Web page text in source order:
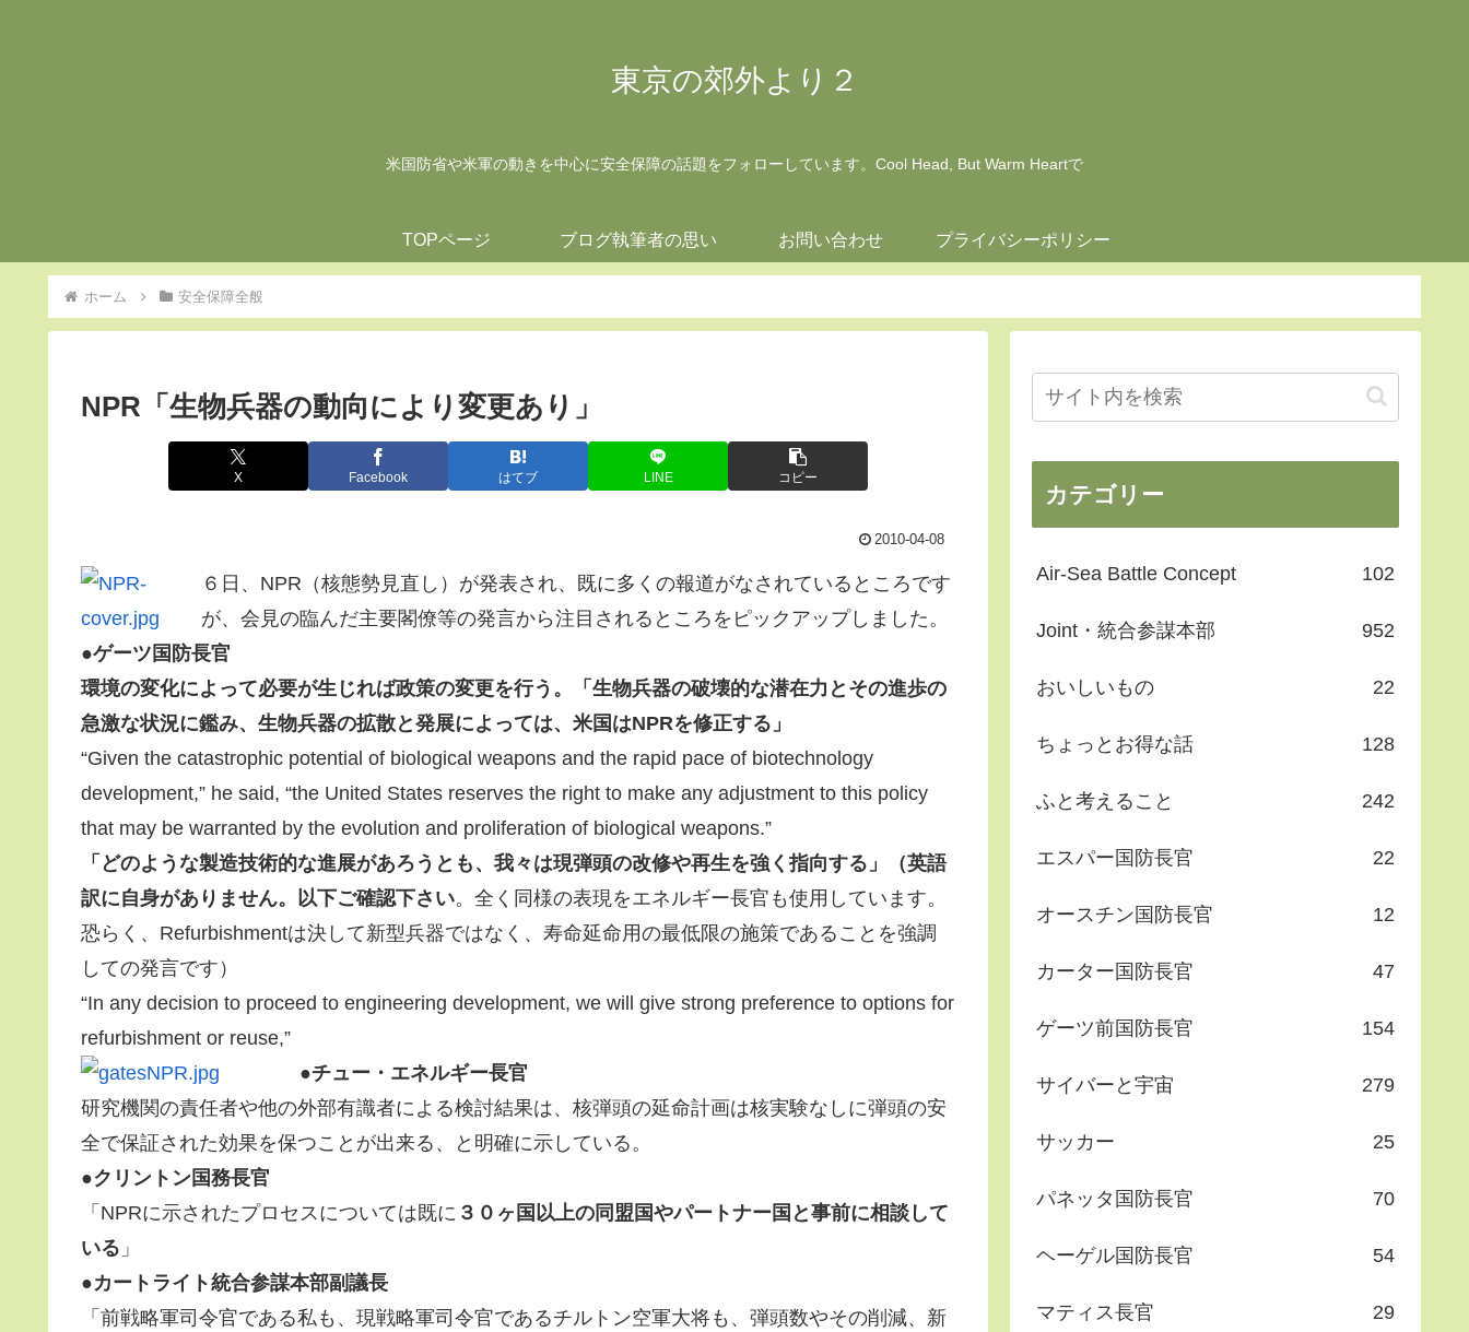
東京の郊外より２
米国防省や米軍の動きを中心に安全保障の話題をフォローしています。Cool Head, But Warm Heartで
TOPページ ブログ執筆者の思い お問い合わせ プライバシーポリシー
ホーム 安全保障全般
NPR「生物兵器の動向により変更あり」
X Facebook はてブ LINE コピー
2010-04-08
６日、NPR（核態勢見直し）が発表され、既に多くの報道がなされているところです
が、会見の臨んだ主要閣僚等の発言から注目されるところをピックアップしました。
●ゲーツ国防長官
環境の変化によって必要が生じれば政策の変更を行う。「生物兵器の破壊的な潜在力とその進歩の
急激な状況に鑑み、生物兵器の拡散と発展によっては、米国はNPRを修正する」
“Given the catastrophic potential of biological weapons and the rapid pace of biotechnology
development,” he said, “the United States reserves the right to make any adjustment to this policy
that may be warranted by the evolution and proliferation of biological weapons.”
「どのような製造技術的な進展があろうとも、我々は現弾頭の改修や再生を強く指向する」（英語
訳に自身がありません。以下ご確認下さい。全く同様の表現をエネルギー長官も使用しています。
恐らく、Refurbishmentは決して新型兵器ではなく、寿命延命用の最低限の施策であることを強調
しての発言です）
“In any decision to proceed to engineering development, we will give strong preference to options for
refurbishment or reuse,”
●チュー・エネルギー長官
研究機関の責任者や他の外部有識者による検討結果は、核弾頭の延命計画は核実験なしに弾頭の安
全で保証された効果を保つことが出来る、と明確に示している。
●クリントン国務長官
「NPRに示されたプロセスについては既に ３０ヶ国以上の同盟国やパートナー国と事前に相談して
いる 」
●カートライト統合参謀本部副議長
「前戦略軍司令官である私も、現戦略軍司令官であるチルトン空軍大将も、弾頭数やその削減、新
カテゴリー
Air-Sea Battle Concept 102
Joint・統合参謀本部 952
おいしいもの 22
ちょっとお得な話 128
ふと考えること 242
エスパー国防長官 22
オースチン国防長官 12
カーター国防長官 47
ゲーツ前国防長官 154
サイバーと宇宙 279
サッカー 25
パネッタ国防長官 70
ヘーゲル国防長官 54
マティス長官 29